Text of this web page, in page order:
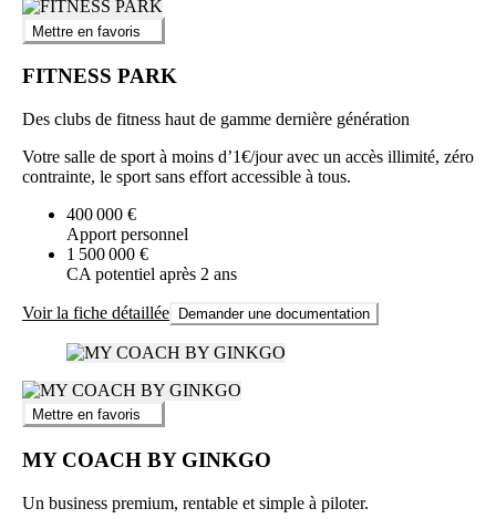
Mettre en favoris
FITNESS PARK
Des clubs de fitness haut de gamme dernière génération
Votre salle de sport à moins d’1€/jour avec un accès illimité, zéro
contrainte, le sport sans effort accessible à tous.
400 000 €
Apport personnel
1 500 000 €
CA potentiel après 2 ans
Voir la fiche détaillée Demander une documentation
Mettre en favoris
MY COACH BY GINKGO
Un business premium, rentable et simple à piloter.